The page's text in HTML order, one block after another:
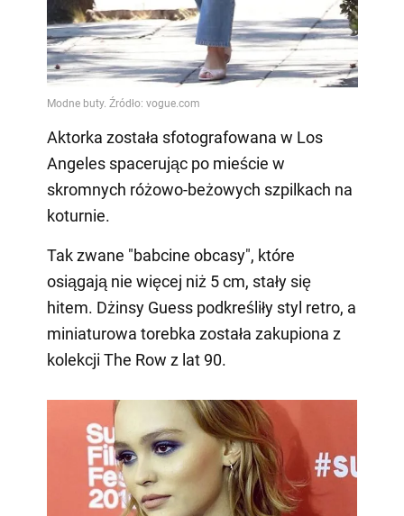
Aktorka została sfotografowana w Los
Angeles spacerując po mieście w
skromnych różowo-beżowych szpilkach na
koturnie.
Tak zwane "babcine obcasy", które
osiągają nie więcej niż 5 cm, stały się
hitem. Dżinsy Guess podkreśliły styl retro, a
miniaturowa torebka została zakupiona z
kolekcji The Row z lat 90.